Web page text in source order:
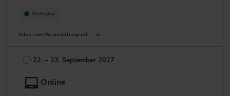
Verfügbar
Infos zum Veranstaltungsort
Deutschland
+49 211/6214-201
22. – 23. September 2027
Online